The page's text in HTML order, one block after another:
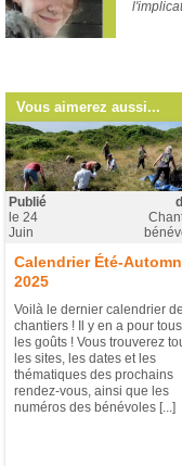
Vous aimerez aussi...
Publié
le 24
Juin
Calendrier Été-
2025
Voilà le dernier calendrier
chantiers ! Il y en a pour tous
les goûts ! Vous trouverez
les sites, les dates et les
thématiques des prochains
rendez-vous, ainsi que les
numéros des bénévoles [...]